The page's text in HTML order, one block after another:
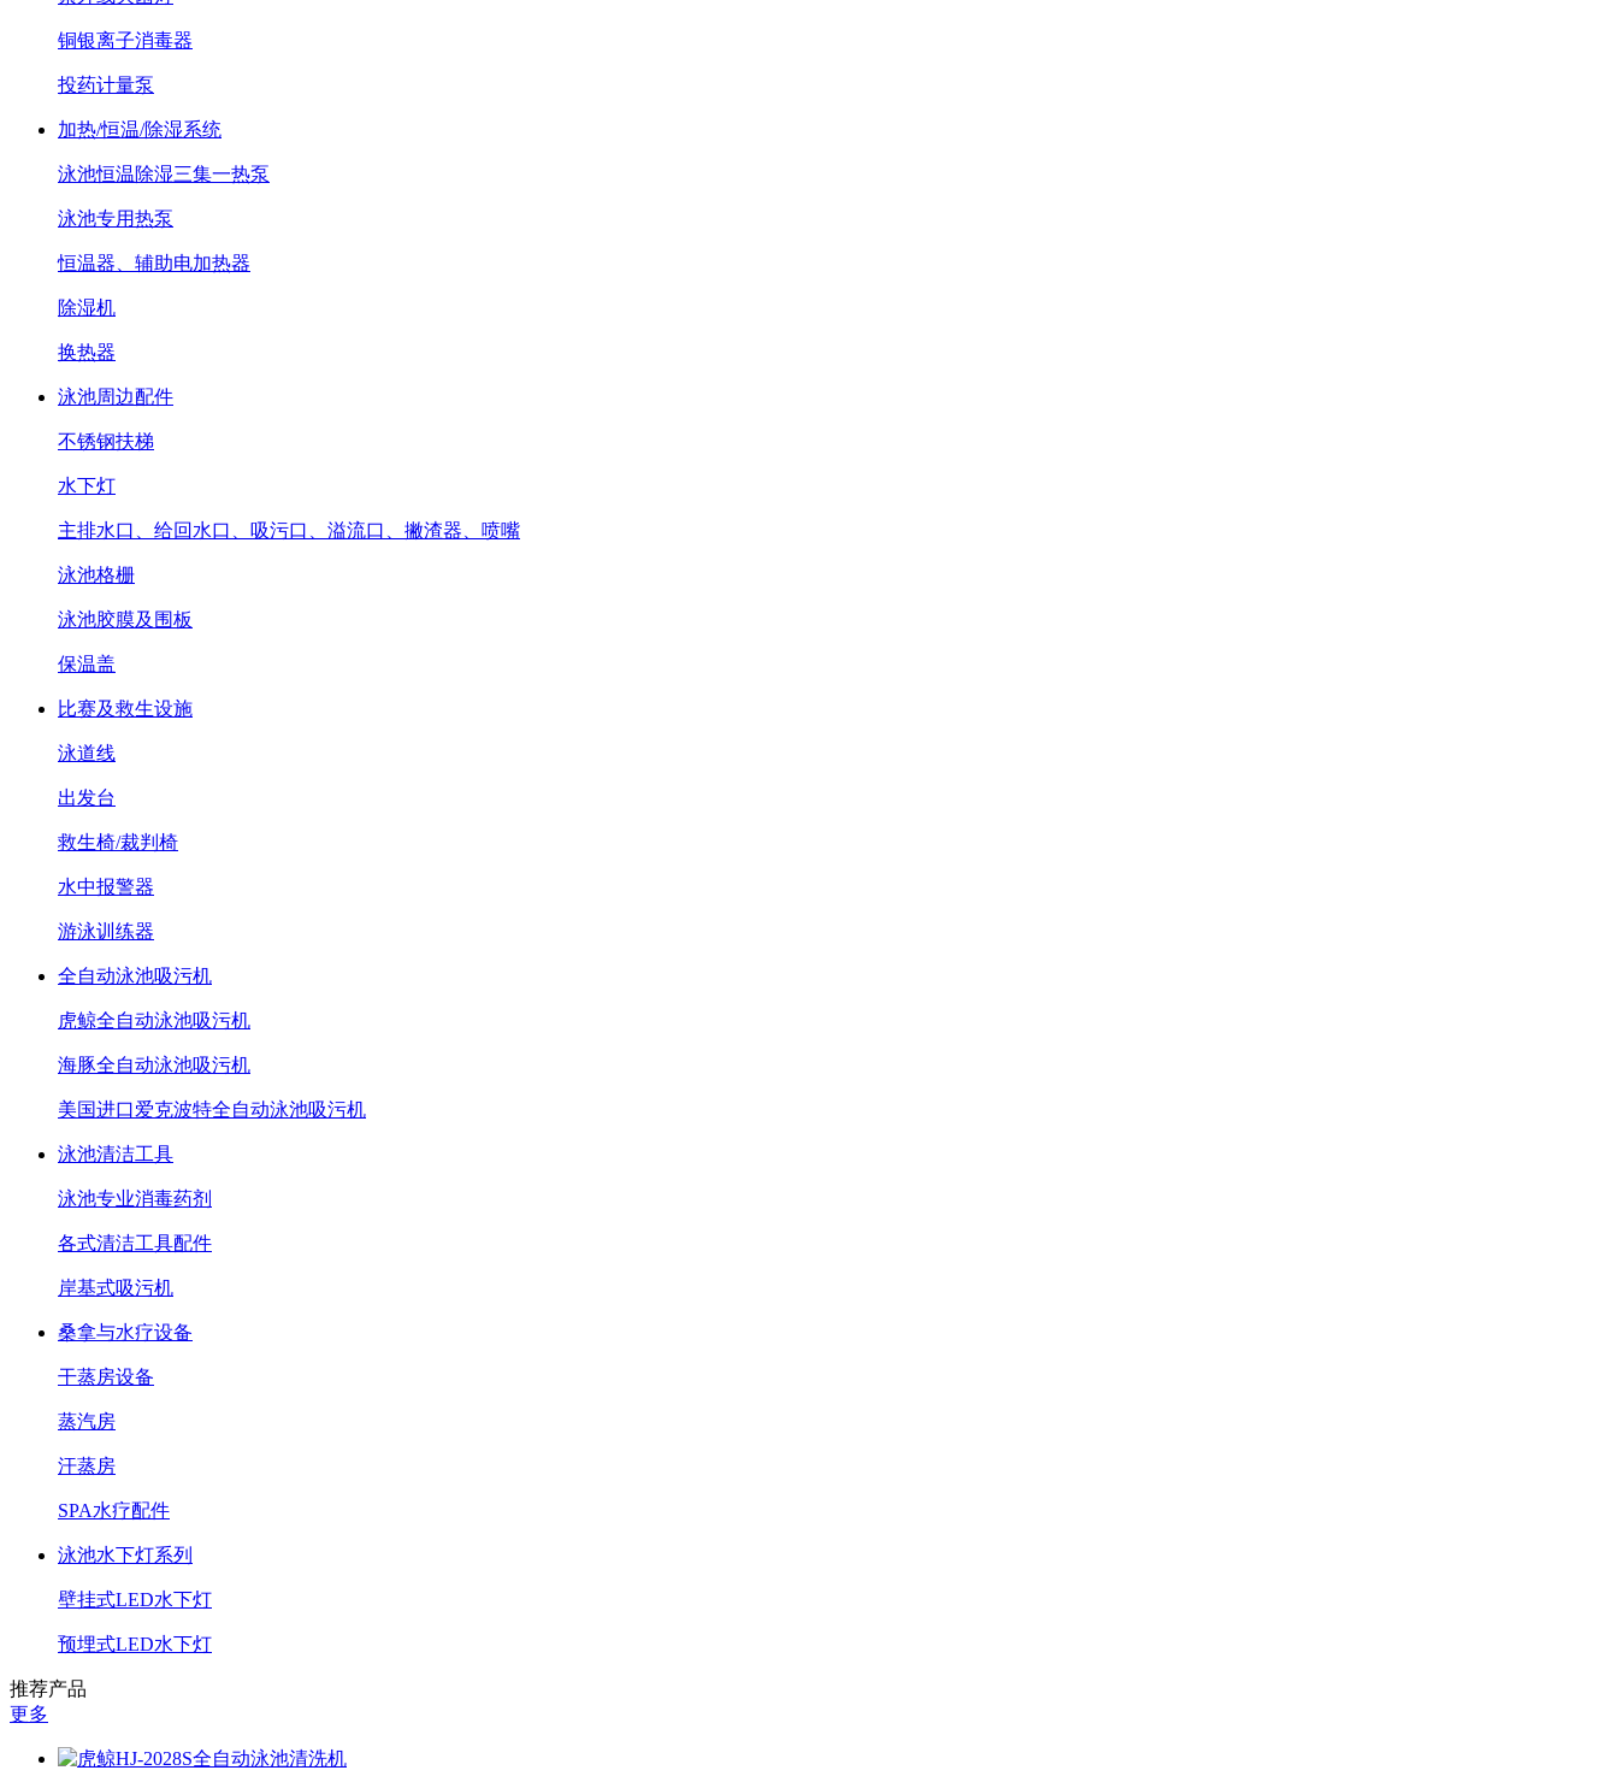
铜银离子消毒器
投药计量泵
加热/恒温/除湿系统
泳池恒温除湿三集一热泵
泳池专用热泵
恒温器、辅助电加热器
除湿机
换热器
泳池周边配件
不锈钢扶梯
水下灯
主排水口、给回水口、吸污口、溢流口、撇渣器、喷嘴
泳池格栅
泳池胶膜及围板
保温盖
比赛及救生设施
泳道线
出发台
救生椅/裁判椅
水中报警器
游泳训练器
全自动泳池吸污机
虎鲸全自动泳池吸污机
海豚全自动泳池吸污机
美国进口爱克波特全自动泳池吸污机
泳池清洁工具
泳池专业消毒药剂
各式清洁工具配件
岸基式吸污机
桑拿与水疗设备
干蒸房设备
蒸汽房
汗蒸房
SPA水疗配件
泳池水下灯系列
壁挂式LED水下灯
预埋式LED水下灯
推荐产品
更多